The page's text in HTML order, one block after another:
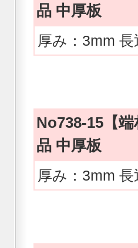
品 中厚板
厚み：3mm
No738-15【
品 中厚板
厚み：3mm